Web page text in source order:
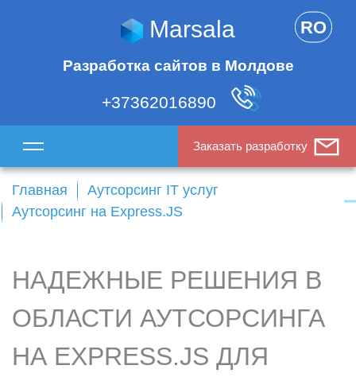
Marsala
Разработка сайтов в Молдове
+37362016890
RO
Заказать разработку
Главная
Аутсорсинг IT услуг
Аутсорсинг на Express.JS
НАДЕЖНЫЕ РЕШЕНИЯ В
ОБЛАСТИ АУТСОРСИНГА
НА EXPRESS.JS ДЛЯ